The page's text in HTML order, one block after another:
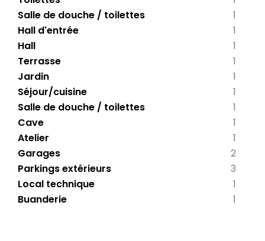
1
Salle de douche / toilettes
1
Hall d'entrée
1
Hall
1
Terrasse
1
Jardin
1
Séjour/cuisine
1
Salle de douche / toilettes
1
Cave
1
Atelier
2
Garages
3
Parkings extérieurs
1
Local technique
1
Buanderie